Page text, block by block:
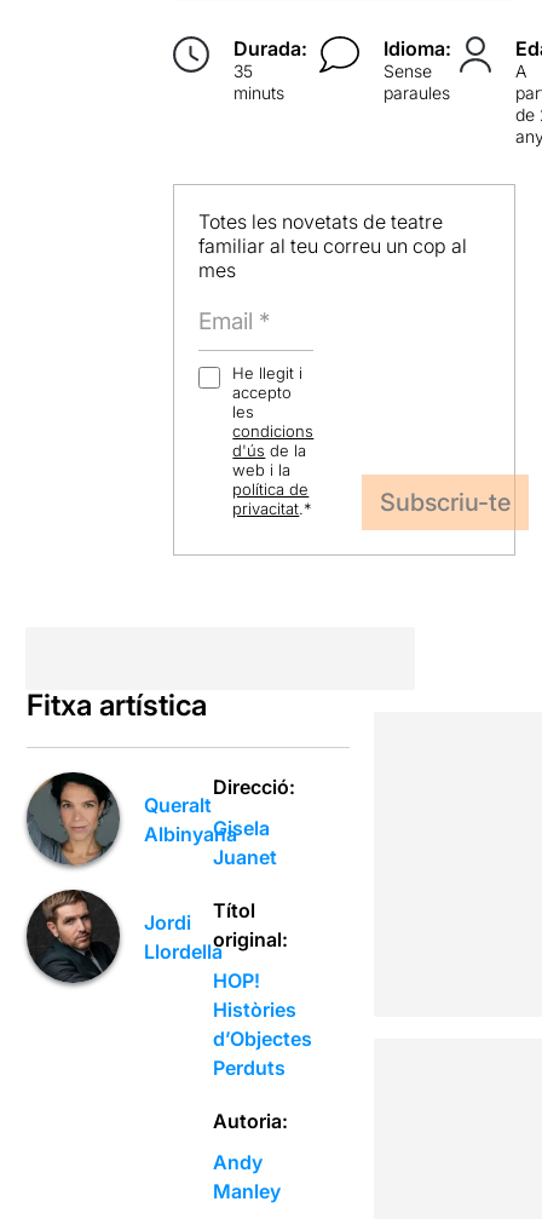
Durada:
35
minuts
Idioma:
Sense
paraules
A
de
Totes les novetats de teatre
familiar al teu correu un cop al
mes
He llegit i
accepto
les
condicions
d'ús de la
web i la
política de
privacitat.*
Fitxa artística
Queralt
Albinyana
Jordi
Llordella
Direcció:
Gisela
Juanet
Títol
original:
HOP!
Històries
d’Objectes
Perduts
Autoria:
Andy
Manley